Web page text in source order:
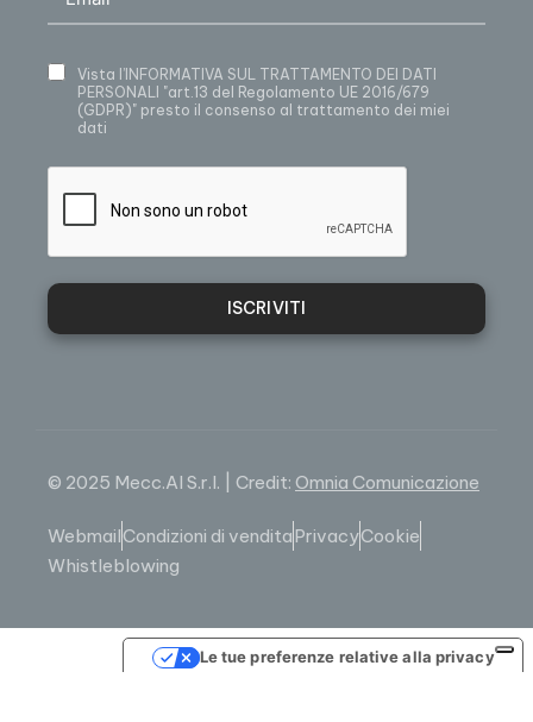
Vista l’INFORMATIVA SUL TRATTAMENTO DEI DATI
PERSONALI "art.13 del Regolamento UE 2016/679
(GDPR)" presto il consenso al trattamento dei miei
dati
ISCRIVITI
© 2025 Mecc.Al S.r.l. | Credit: Omnia Comunicazione
WebmailCondizioni di venditaPrivacyCookie
Whistleblowing
Le tue preferenze relative alla privacy